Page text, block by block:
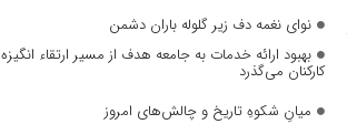
نوای نغمه دف زیر گلوله باران دشمن
بهبود ارائه خدمات به جامعه هدف از مسیر ارتقاء انگیزه
کارکنان می‌گذرد
میانِ شکوهِ تاریخ و چالش‌های امروز